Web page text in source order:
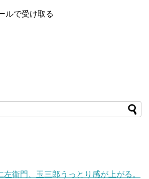
ルで受け取る
左衛門、玉三郎うっとり感が上がる。